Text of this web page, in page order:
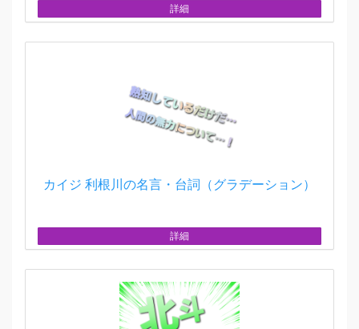
詳細
カイジ 利根川の名言・台詞（グラデーション）
詳細